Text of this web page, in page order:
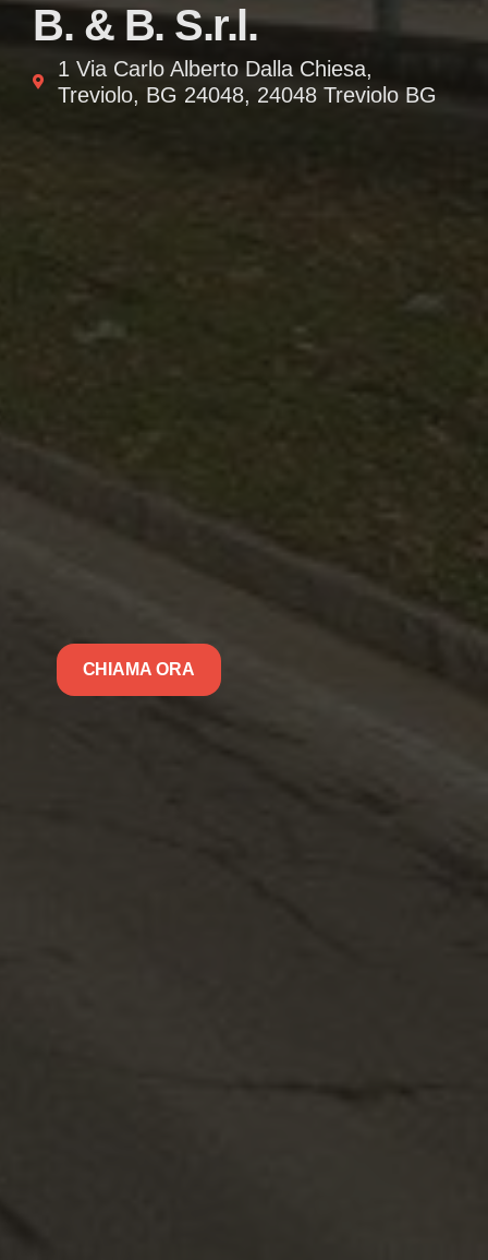
B. & B. S.r.l.
1 Via Carlo Alberto Dalla Chiesa,
Treviolo, BG 24048, 24048 Treviolo BG
CHIAMA ORA